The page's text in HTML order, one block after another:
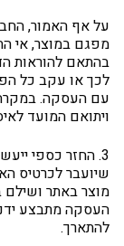
על אף האמור,
מפגם במוצר, אי
בהתאם להוראות
לכך או עקב כל
עם העסקה.
ויתואם המועד
3. החזר כספי ייעשה
שיועבר לכרטיס
העסקה מתבצע
להתארך.